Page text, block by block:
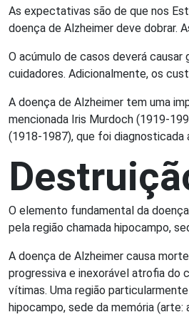
As expectativas são de que nos
doença de Alzheimer deve dobrar.
O acúmulo de casos deverá
cuidadores. Adicionalmente, os
A doença de Alzheimer tem uma
mencionada Iris Murdoch (1919-
(1918-1987), que foi diagnosticada
O elemento fundamental da
pela região chamada hipocampo,
A doença de Alzheimer causa
progressiva e inexorável atrofia do
vítimas. Uma região
hipocampo, sede da memória (arte: